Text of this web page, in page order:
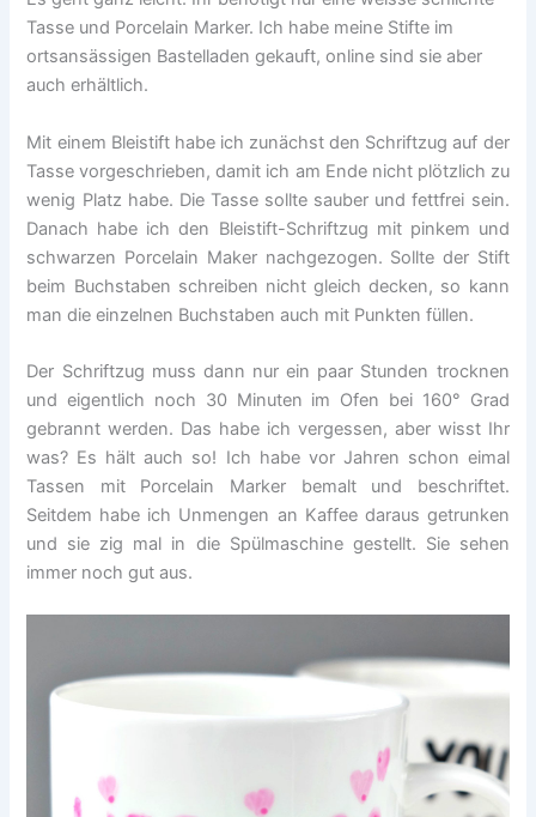
Tasse und Porcelain Marker. Ich habe meine Stifte im
ortsansässigen Bastelladen gekauft, online sind sie aber
auch erhältlich.
Mit einem Bleistift habe ich zunächst den Schriftzug auf der
Tasse vorgeschrieben, damit ich am Ende nicht plötzlich zu
wenig Platz habe. Die Tasse sollte sauber und fettfrei sein.
Danach habe ich den Bleistift-Schriftzug mit pinkem und
schwarzen Porcelain Maker nachgezogen. Sollte der Stift
beim Buchstaben schreiben nicht gleich decken, so kann
man die einzelnen Buchstaben auch mit Punkten füllen.
Der Schriftzug muss dann nur ein paar Stunden trocknen
und eigentlich noch 30 Minuten im Ofen bei 160° Grad
gebrannt werden. Das habe ich vergessen, aber wisst Ihr
was? Es hält auch so! Ich habe vor Jahren schon eimal
Tassen mit Porcelain Marker bemalt und beschriftet.
Seitdem habe ich Unmengen an Kaffee daraus getrunken
und sie zig mal in die Spülmaschine gestellt. Sie sehen
immer noch gut aus.